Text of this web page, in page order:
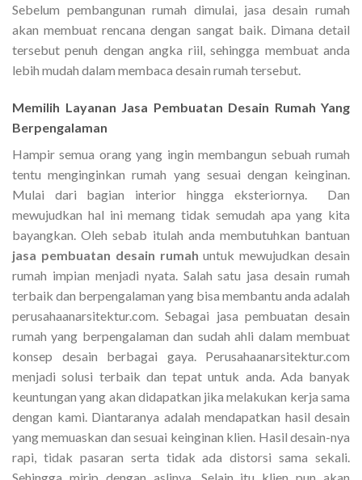
Sebelum pembangunan rumah dimulai, jasa desain rumah
akan membuat rencana dengan sangat baik. Dimana detail
tersebut penuh dengan angka riil, sehingga membuat anda
lebih mudah dalam membaca desain rumah tersebut.
Memilih Layanan Jasa Pembuatan Desain Rumah Yang
Berpengalaman
Hampir semua orang yang ingin membangun sebuah rumah
tentu menginginkan rumah yang sesuai dengan keinginan.
Mulai dari bagian interior hingga eksteriornya. Dan
mewujudkan hal ini memang tidak semudah apa yang kita
bayangkan. Oleh sebab itulah anda membutuhkan bantuan
jasa pembuatan desain rumah untuk mewujudkan desain
rumah impian menjadi nyata. Salah satu jasa desain rumah
terbaik dan berpengalaman yang bisa membantu anda adalah
perusahaanarsitektur.com. Sebagai jasa pembuatan desain
rumah yang berpengalaman dan sudah ahli dalam membuat
konsep desain berbagai gaya. Perusahaanarsitektur.com
menjadi solusi terbaik dan tepat untuk anda. Ada banyak
keuntungan yang akan didapatkan jika melakukan kerja sama
dengan kami. Diantaranya adalah mendapatkan hasil desain
yang memuaskan dan sesuai keinginan klien. Hasil desain-nya
rapi, tidak pasaran serta tidak ada distorsi sama sekali.
Sehingga mirip dengan aslinya. Selain itu klien pun akan